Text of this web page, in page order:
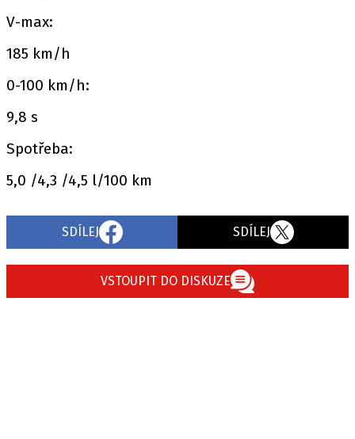
V-max:
185 km/h
0-100 km/h:
9,8 s
Spotřeba:
5,0 /4,3 /4,5 l/100 km
SDÍLEJ SDÍLEJ
VSTOUPIT DO DISKUZE